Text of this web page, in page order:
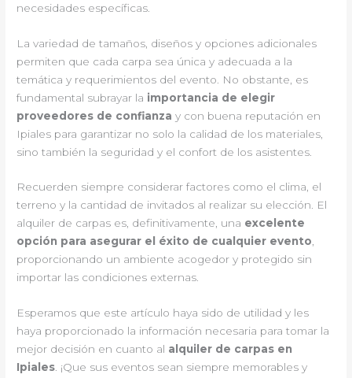
necesidades específicas.
La variedad de tamaños, diseños y opciones adicionales
permiten que cada carpa sea única y adecuada a la
temática y requerimientos del evento. No obstante, es
fundamental subrayar la importancia de elegir
proveedores de confianza y con buena reputación en
Ipiales para garantizar no solo la calidad de los materiales,
sino también la seguridad y el confort de los asistentes.
Recuerden siempre considerar factores como el clima, el
terreno y la cantidad de invitados al realizar su elección. El
alquiler de carpas es, definitivamente, una excelente
opción para asegurar el éxito de cualquier evento,
proporcionando un ambiente acogedor y protegido sin
importar las condiciones externas.
Esperamos que este artículo haya sido de utilidad y les
haya proporcionado la información necesaria para tomar la
mejor decisión en cuanto al alquiler de carpas en
Ipiales. ¡Que sus eventos sean siempre memorables y